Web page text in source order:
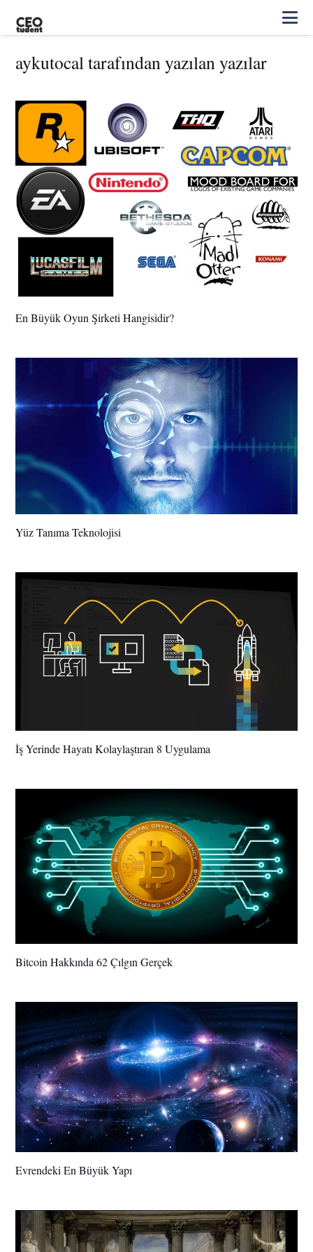
aykutocal tarafından yazılan yazılar
En Büyük Oyun Şirketi Hangisidir?
Yüz Tanıma Teknolojisi
İş Yerinde Hayatı Kolaylaştıran 8 Uygulama
Bitcoin Hakkında 62 Çılgın Gerçek
Evrendeki En Büyük Yapı